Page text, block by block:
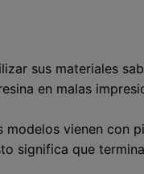
sus materiales
en malas
vienen con
significa que